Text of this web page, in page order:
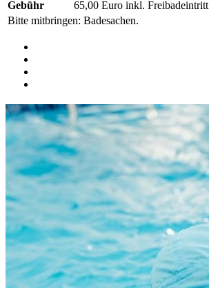
Gebühr
65,00 Euro inkl. Freibadeintritt
Bitte mitbringen: Badesachen.